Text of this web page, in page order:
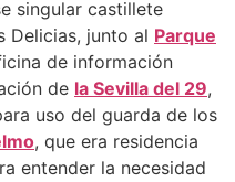
singular castillete
Delicias, junto al Parque
de información
de la Sevilla del 29,
uso del guarda de los
, que era residencia
entender la necesidad